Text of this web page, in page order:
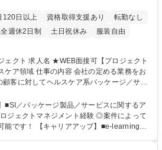
120日以上 資格取得支援あり
転勤なし
週休2日制 土日祝休み 服装自由
【プロジェクト
の定める業務をお
客に対してヘルスケア系パッケージ／サー
クト において、プロジェクトを主導しま
クトは多岐に渡り、請
そのオプション製品の開発・保守を５～１
ば、同じく請負でも新製品開発、新サービ
■SI／パッケージ製品／サービスに関するア
ジェクトマネジメント経験 ◎案件によって
】■e-learning受